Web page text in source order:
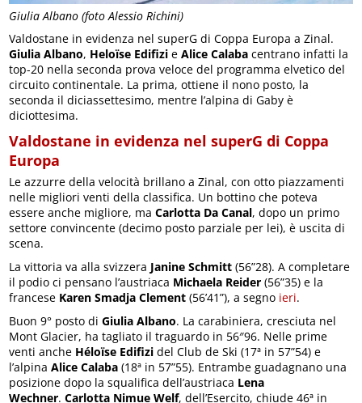
Giulia Albano (foto Alessio Richini)
Valdostane in evidenza nel superG di Coppa Europa a Zinal.
Giulia Albano, Heloïse Edifizi eAlice Calaba centrano infatti la
top-20 nella seconda prova veloce del programma elvetico del
circuito continentale. La prima, ottiene il nono posto, la
seconda il diciassettesimo, mentre l’alpina di Gaby è
diciottesima.
Valdostane in evidenza nel superG di Coppa
Europa
Le azzurre della velocità brillano a Zinal, con otto piazzamenti
nelle migliori venti della classifica. Un bottino che poteva
essere anche migliore, maCarlotta Da Canal, dopo un primo
settore convincente (decimo posto parziale per lei), è uscita di
scena.
La vittoria va alla svizzera Janine Schmitt (56”28). A completare
il podio ci pensano l’austriaca Michaela Reider (56”35) e la
francese Karen Smadja Clement (56’41”), a segno ieri.
Buon 9° posto diGiulia Albano. La carabiniera, cresciuta nel
Mont Glacier, ha tagliato il traguardo in 56″96. Nelle prime
venti anche Héloïse Edifizi del Club de Ski (17ª in 57”54) e
l’alpinaAlice Calaba (18ª in 57”55). Entrambe guadagnano una
posizione dopo la squalifica dell’austriaca Lena
Wechner.Carlotta Nimue Welf, dell’Esercito, chiude 46ª in